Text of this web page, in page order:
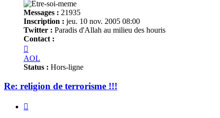
Messages : 21935
Inscription : jeu. 10 nov. 2005 08:00
Twitter : Paradis d'Allah au milieu des houris
Contact :
yacoub
AOL
Status : Hors-ligne
Re: religion de terrorisme !!!